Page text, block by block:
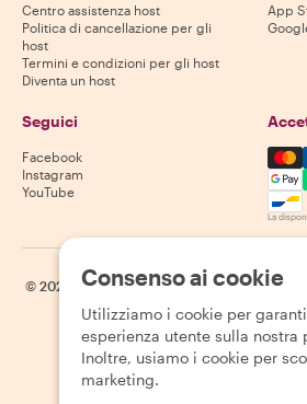
Centro assistenza host
Politica di cancellazione per gli
host
Termini e condizioni per gli host
Diventa un host
App
Seguici
Facebook
Instagram
YouTube
La
© 2026 Withlocals.com | Informativa sulla
Consenso ai cookie
Utilizziamo i cookie per
esperienza utente sulla nostra
Inoltre, usiamo i cookie per
marketing.